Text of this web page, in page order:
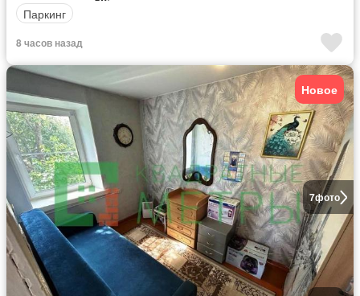
Паркинг
8 часов назад
7фото
Новое